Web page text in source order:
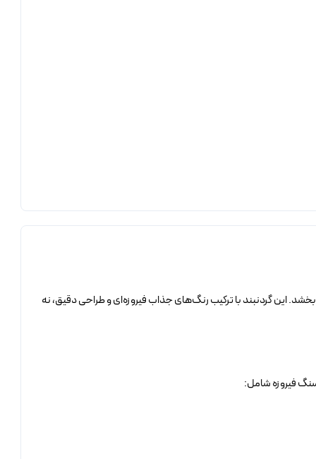
این گردنبند با ترکیب رنگ‌های جذاب فیروزه‌ای و طراحی دقیق، نه
فیروزه شامل: